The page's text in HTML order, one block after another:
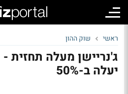
ראשי שוק ההון
יעלה ב-50%